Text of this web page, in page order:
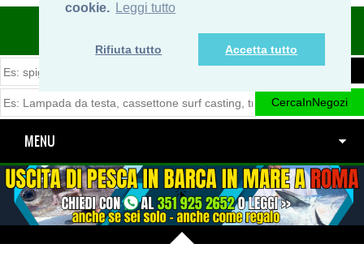
cookie. Leggi tutto
Rifiuta tutto Accetta tutto
ITINERARIDIPESCA.IT
MENU